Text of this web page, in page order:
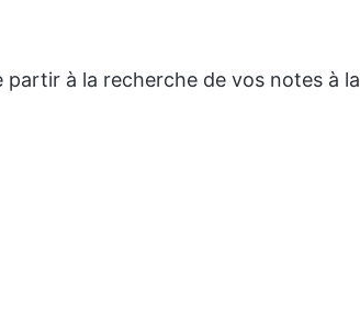
à la recherche de vos notes à la